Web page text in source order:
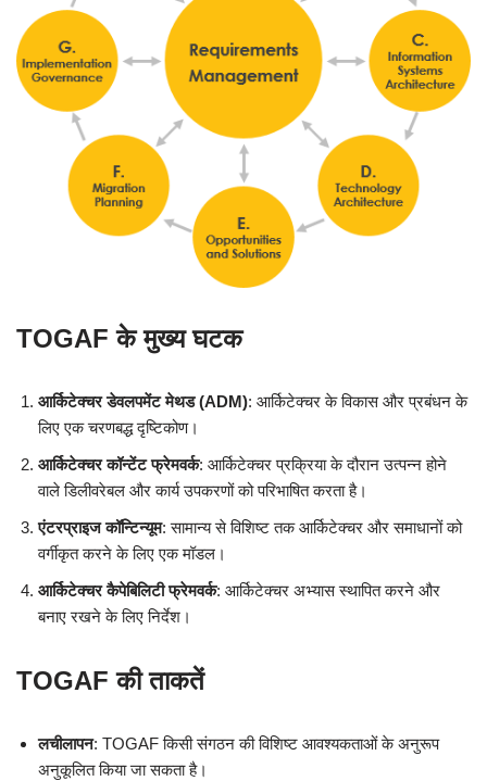
TOGAF के मुख्य घटक
आर्किटेक्चर डेवलपमेंट मेथड (ADM): आर्किटेक्चर के विकास और प्रबंधन के
लिए एक चरणबद्ध दृष्टिकोण।
आर्किटेक्चर कॉन्टेंट फ्रेमवर्क: आर्किटेक्चर प्रक्रिया के दौरान उत्पन्न होने
वाले डिलीवरेबल और कार्य उपकरणों को परिभाषित करता है।
एंटरप्राइज कॉन्टिन्यूम: सामान्य से विशिष्ट तक आर्किटेक्चर और समाधानों को
वर्गीकृत करने के लिए एक मॉडल।
आर्किटेक्चर कैपेबिलिटी फ्रेमवर्क: आर्किटेक्चर अभ्यास स्थापित करने और
बनाए रखने के लिए निर्देश।
TOGAF की ताकतें
लचीलापन: TOGAF किसी संगठन की विशिष्ट आवश्यकताओं के अनुरूप
अनुकूलित किया जा सकता है।